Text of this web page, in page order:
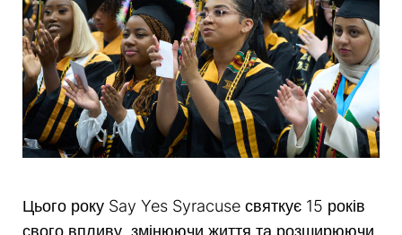
Цього року Say Yes Syracuse святкує 15 років